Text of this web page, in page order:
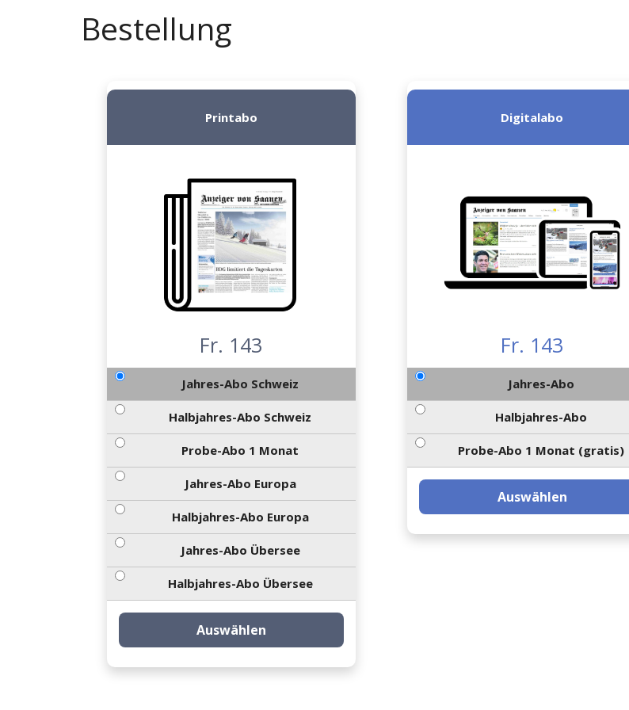
Bestellung
Printabo
Fr. 143
Jahres-Abo Schweiz
Halbjahres-Abo Schweiz
Probe-Abo 1 Monat
Jahres-Abo Europa
Halbjahres-Abo Europa
Jahres-Abo Übersee
Halbjahres-Abo Übersee
Auswählen
Digitalabo
Fr. 143
Jahres-Abo
Halbjahres-Abo
Probe-Abo 1 Monat (gratis)
Auswählen